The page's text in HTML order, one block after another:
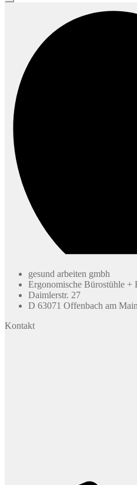
gesund arbeiten gmbh
Ergonomische Bürostühle +
Daimlerstr. 27
D 63071 Offenbach am
Kontakt